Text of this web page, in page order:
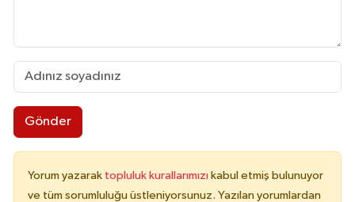
Gönder
Yorum yazarak topluluk kurallarımızı kabul etmiş bulunuyor
ve tüm sorumluluğu üstleniyorsunuz. Yazılan yorumlardan